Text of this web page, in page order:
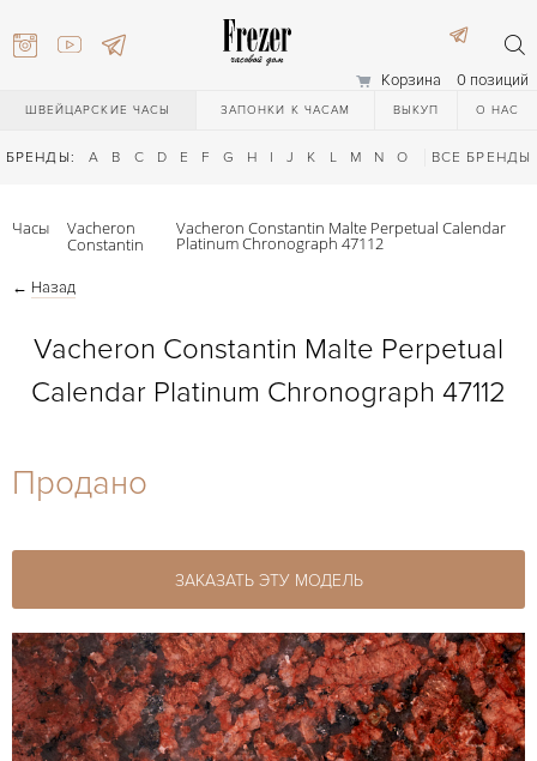
Корзина 0 позиций
ШВЕЙЦАРСКИЕ ЧАСЫ ЗАПОНКИ К ЧАСАМ ВЫКУП О НАС
БРЕНДЫ: A B C D E F G H I J K L M N O Q R S T
ВСЕ БРЕНДЫ
27-44
Часы Vacheron
Constantin
Vacheron Constantin Malte Perpetual Calendar
Platinum Chronograph 47112
← Назад
Vacheron Constantin Malte Perpetual
Calendar Platinum Chronograph 47112
Продано
ЗАКАЗАТЬ ЭТУ МОДЕЛЬ